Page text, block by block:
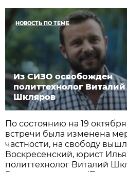
НОВОСТЬ ПО ТЕМЕ
Из СИЗО освобожден
политтехнолог Виталий
Шкляров
По состоянию на 19
встречи была изменена
частности, на свободу
Воскресенский, юрист
политтехнолог Виталий